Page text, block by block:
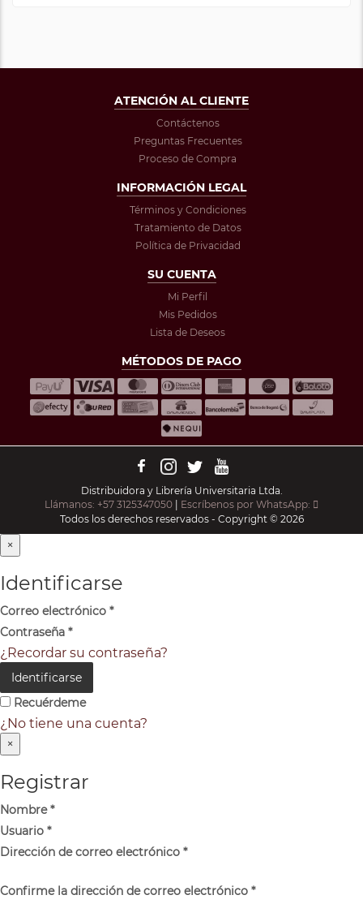
ATENCIÓN AL CLIENTE
Contáctenos
Preguntas Frecuentes
Proceso de Compra
INFORMACIÓN LEGAL
Términos y Condiciones
Tratamiento de Datos
Política de Privacidad
SU CUENTA
Mi Perfil
Mis Pedidos
Lista de Deseos
MÉTODOS DE PAGO
Distribuidora y Librería Universitaria Ltda.
Llámanos: +57 3125347050 | Escríbenos por WhatsApp:
Todos los derechos reservados - Copyright © 2026
×
Identificarse
Correo electrónico *
Contraseña *
¿Recordar su contraseña?
Identificarse
Recuérdeme
¿No tiene una cuenta?
×
Registrar
Nombre*
Usuario *
Dirección de correo electrónico *
Confirme la dirección de correo electrónico *